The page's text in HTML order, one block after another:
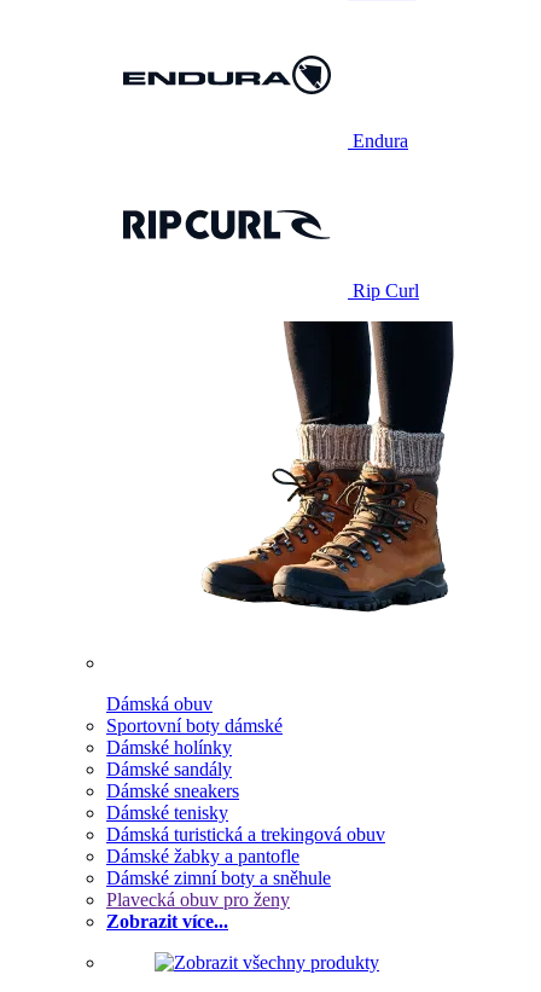
Endura
Rip Curl
Dámská obuv
Sportovní boty dámské
Dámské holínky
Dámské sandály
Dámské sneakers
Dámské tenisky
Dámská turistická a trekingová obuv
Dámské žabky a pantofle
Dámské zimní boty a sněhule
Plavecká obuv pro ženy
Zobrazit více...